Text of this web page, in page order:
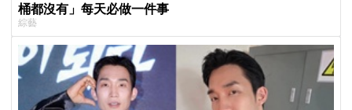
桶都沒有」每天必做一件事
綜藝